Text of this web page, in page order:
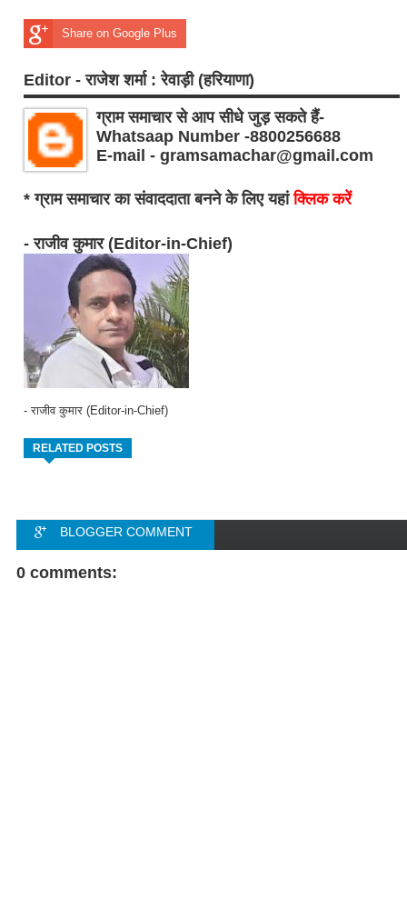
Share on Google Plus
Editor - राजेश शर्मा : रेवाड़ी (हरियाणा)
ग्राम समाचार से आप सीधे जुड़ सकते हैं-
Whatsaap Number -8800256688
E-mail - gramsamachar@gmail.com
* ग्राम समाचार का संवाददाता बनने के लिए यहांक्लिक करें
- राजीव कुमार (Editor-in-Chief)
- राजीव कुमार (Editor-in-Chief)
RELATED POSTS
BLOGGER COMMENT
FACEBOOK COMMENT
0 comments: